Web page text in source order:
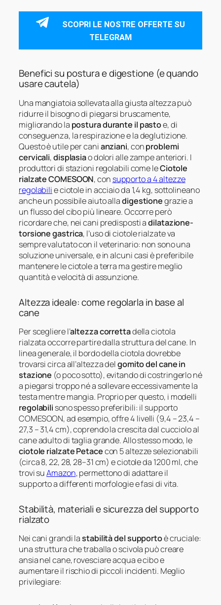
SCOPRI LE NOSTRE OFFERTE SU
TELEGRAM
Benefici su postura e digestione (e quando
usare cautela)
Una mangiatoia sollevata alla giusta altezza può
ridurre il bisogno di piegarsi bruscamente,
migliorando la postura durante il pastoe, di
conseguenza, la respirazione e la deglutizione.
Questo è utile per canianziani, conproblemi
cervicali,displasiao dolori alle zampe anteriori. I
produttori di stazioni regolabili come leCiotole
rialzate COMESOON, con supporto a 4 altezze
regolabilie ciotole in acciaio da 1,4 kg, sottolineano
anche un possibile aiuto alladigestionegrazie a
un flusso del cibo più lineare. Occorre però
ricordare che, nei cani predisposti adilatazione-
torsione gastrica, l’uso di ciotole rialzate va
sempre valutato con il veterinario: non sono una
soluzione universale, e in alcuni casi è preferibile
mantenere le ciotole a terra ma gestire meglio
quantità e velocità di assunzione.
Altezza ideale: come regolarla in base al
cane
Per scegliere l’altezza correttadella ciotola
rialzata occorre partire dalla struttura del cane. In
linea generale, il bordo della ciotola dovrebbe
trovarsi circa all’altezza delgomito del cane in
stazione (o poco sotto), evitando di costringerlo né
a piegarsi troppo né a sollevare eccessivamente la
testa mentre mangia. Proprio per questo, i modelli
regolabili sono spesso preferibili: il supporto
COMESOON, ad esempio, offre 4 livelli (9,4 – 23,4 –
27,3 – 31,4 cm), coprendo la crescita dal cucciolo al
cane adulto di taglia grande. Allo stesso modo, le
ciotole rialzate Petacecon 5 altezze selezionabili
(circa 8, 22, 28, 28–31 cm) e ciotole da 1200 ml, che
trovi suAmazon, permettono di adattare il
supporto a differenti morfologie e fasi di vita.
Stabilità, materiali e sicurezza del supporto
rialzato
Nei cani grandi lastabilità del supportoè cruciale:
una struttura che traballa o scivola può creare
ansia nel cane, rovesciare acqua e cibo e
aumentare il rischio di piccoli incidenti. Meglio
privilegiare: